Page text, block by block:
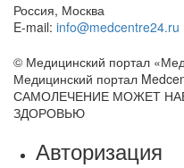
Россия, Москва
E-mail: info@medcentre24.ru
© Медицинский портал
Медицинский портал
САМОЛЕЧЕНИЕ МОЖЕТ
ЗДОРОВЬЮ
Авторизация